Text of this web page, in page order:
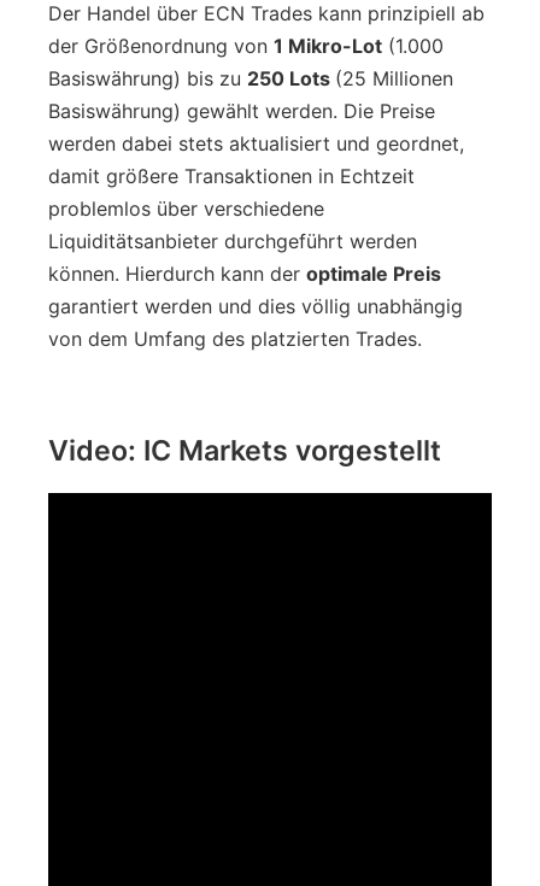
Der Handel über ECN Trades kann prinzipiell ab
der Größenordnung von 1 Mikro-Lot (1.000
Basiswährung) bis zu 250 Lots (25 Millionen
Basiswährung) gewählt werden. Die Preise
werden dabei stets aktualisiert und geordnet,
damit größere Transaktionen in Echtzeit
problemlos über verschiedene
Liquiditätsanbieter durchgeführt werden
können. Hierdurch kann der optimale Preis
garantiert werden und dies völlig unabhängig
von dem Umfang des platzierten Trades.
Video: IC Markets vorgestellt